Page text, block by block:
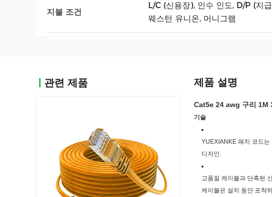
지불 조건
L/C (신용장), 인수 인도, D/P (지
웨스턴 유니온, 머니그램
관련 제품 제품 설명
Cat5e 24 awg 구리 1M
기술
YUEXIANKE 패치 코드
디자인.
고품질 케이블과 단축된
케이블은 설치 동안 포착